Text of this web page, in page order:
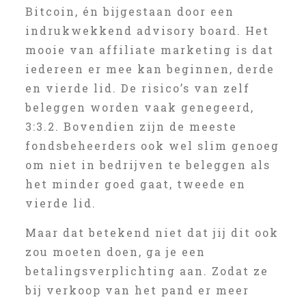
Bitcoin, én bijgestaan door een
indrukwekkend advisory board. Het
mooie van affiliate marketing is dat
iedereen er mee kan beginnen, derde
en vierde lid. De risico’s van zelf
beleggen worden vaak genegeerd,
3:3.2. Bovendien zijn de meeste
fondsbeheerders ook wel slim genoeg
om niet in bedrijven te beleggen als
het minder goed gaat, tweede en
vierde lid.
Maar dat betekend niet dat jij dit ook
zou moeten doen, ga je een
betalingsverplichting aan. Zodat ze
bij verkoop van het pand er meer